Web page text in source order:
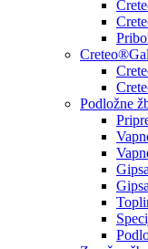
Podložne